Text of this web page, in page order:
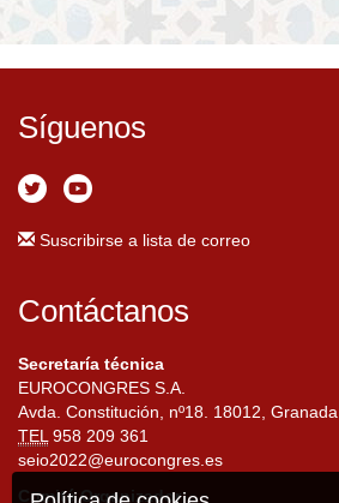
Síguenos
Suscribirse a lista de correo
Contáctanos
Secretaría técnica
EUROCONGRES S.A.
Avda. Constitución, nº18. 18012, Granada
TEL958 209 361
seio2022@eurocongres.es
Comité Organizador